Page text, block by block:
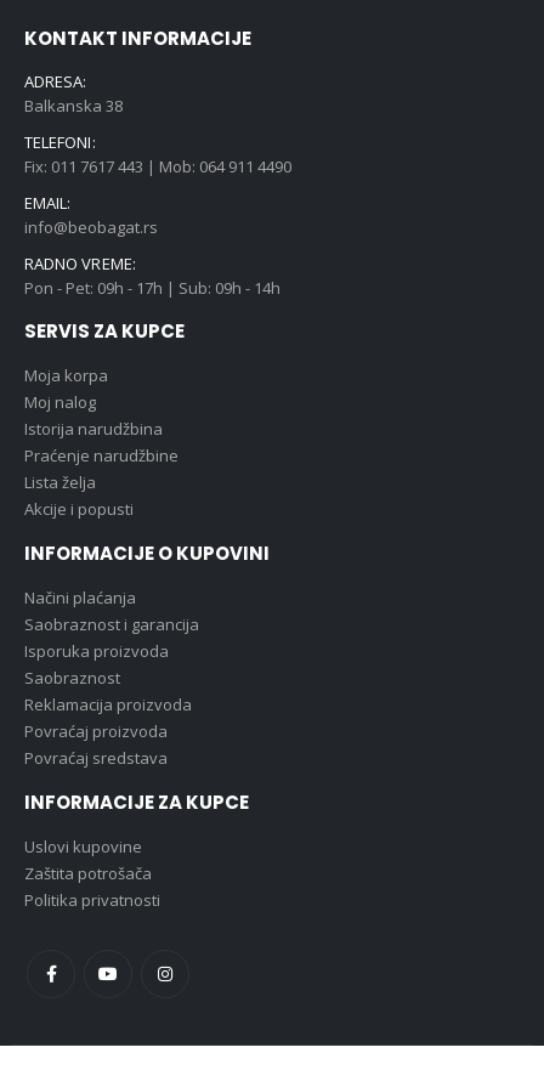
KONTAKT INFORMACIJE
ADRESA:
Balkanska 38
TELEFONI:
Fix: 011 7617 443 | Mob: 064 911 4490
EMAIL:
info@beobagat.rs
RADNO VREME:
Pon - Pet: 09h - 17h | Sub: 09h - 14h
SERVIS ZA KUPCE
Moja korpa
Moj nalog
Istorija narudžbina
Praćenje narudžbine
Lista želja
Akcije i popusti
INFORMACIJE O KUPOVINI
Načini plaćanja
Saobraznost i garancija
Isporuka proizvoda
Saobraznost
Reklamacija proizvoda
Povraćaj proizvoda
Povraćaj sredstava
INFORMACIJE ZA KUPCE
Uslovi kupovine
Zaštita potrošača
Politika privatnosti